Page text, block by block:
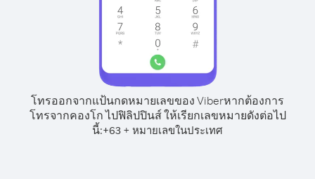
โทรออกจากแป้นกดหมายเลขของ Viberหากต้องการ
โทรจากคองโก ไปฟิลิปปินส์ ให้เรียกเลขหมายดังต่อไป
นี้:+63 + หมายเลขในประเทศ